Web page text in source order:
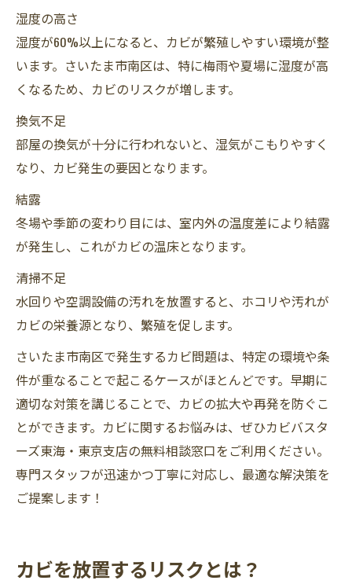
湿度の高さ
湿度が60%以上になると、カビが繁殖しやすい環境が整
います。さいたま市南区は、特に梅雨や夏場に湿度が高
くなるため、カビのリスクが増します。
換気不足
部屋の換気が十分に行われないと、湿気がこもりやすく
なり、カビ発生の要因となります。
結露
冬場や季節の変わり目には、室内外の温度差により結露
が発生し、これがカビの温床となります。
清掃不足
水回りや空調設備の汚れを放置すると、ホコリや汚れが
カビの栄養源となり、繁殖を促します。
さいたま市南区で発生するカビ問題は、特定の環境や条
件が重なることで起こるケースがほとんどです。早期に
適切な対策を講じることで、カビの拡大や再発を防ぐこ
とができます。カビに関するお悩みは、ぜひカビバスタ
ーズ東海・東京支店の無料相談窓口をご利用ください。
専門スタッフが迅速かつ丁寧に対応し、最適な解決策を
ご提案します！
カビを放置するリスクとは？